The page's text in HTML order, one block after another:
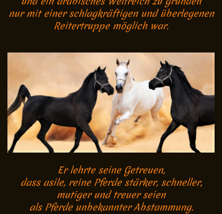
nur mit einer schlagkräftigen und überlegenen
Reitertruppe möglich war.
Er lehrte seine Getreuen,
dass asile, reine Pferde stärker, schneller,
mutiger und treuer seien
als Pferde unbekannter Abstammung.